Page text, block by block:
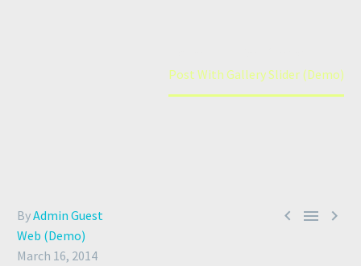
Post With Gallery Slider (Demo)
  
ByAdmin Guest
Web (Demo)
March 16, 2014